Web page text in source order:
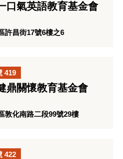
口氣英語教育基金會
許昌街17號6樓之6
419
鼎關懷教育基金會
敦化南路二段99號29樓
422